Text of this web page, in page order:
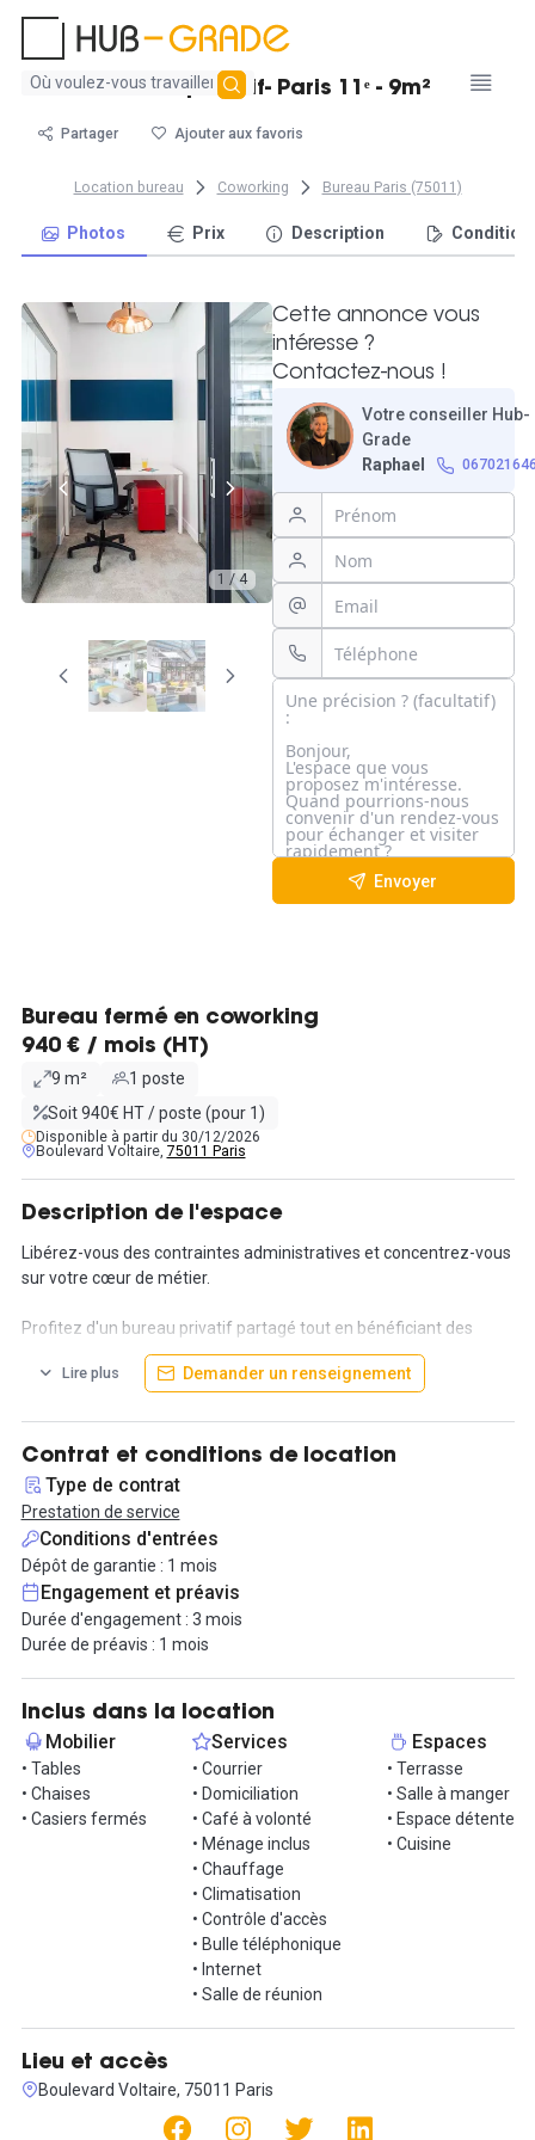
Aucun
trouvé
Bureau privatif- Paris 11ᵉ - 9m²
Partager Ajouter aux favoris
Location bureau Coworking Bureau Paris (75011)
Photos Prix Description
1 / 4
3D
Cette annonce vous
intéresse ?
Contactez-nous !
Votre conseiller Hub-
Grade
Raphael
Envoyer
Bureau fermé en coworking
940 € / mois (HT)
9 m²
1 poste
Soit 940€ HT / poste (pour 1)
Disponible à partir du 30/12/2026
Boulevard Voltaire, 75011 Paris
Description de l'espace
Libérez-vous des contraintes administratives et concentrez-vous
sur votre cœur de métier.
Profitez d'un bureau privatif partagé tout en bénéficiant des
avantages de la communauté de notre espace de coworking en
ayant accès à l'ensemble de nos services et événements tels que
offres partenaires...
Ce bureau est partagé avec un autre collaborateur dans une
surface de 9m².
Le tarif que nous proposons comprend une large gamme de
services pour répondre à tous vos besoins professionnels. Tout
d'abord, vous bénéficiez d'un accès 24/7 à nos installations, afin
de travailler à votre convenance.
Nous vous offrons également du café et du thé pour vous aider à
vous rafraîchir pendant vos longues journées de travail.
Vous pouvez également recevoir un ou deux visiteurs
ponctuellement sans frais supplémentaires, et vous avez accès à
nos phones booths et espaces projets pour mener vos réunions
et appels en toute tranquillité.
Le ménage est effectué régulièrement pour maintenir un
environnement de travail propre et ordonné. Enfin, l'eau,
l'électricité et les taxes, y compris les taxes foncières, de bureau
et les prélèvements des ordures sont compris dans le tarif.
Votre équipe télétravaille partiellement ? Nous vous donnons la
possibilité de partager un poste de travail entre plusieurs
collaborateurs avec un badge d'accès supplémentaire*. Ce badge
donne les mêmes accès à tous et permet une présence alternée
ou simultanée de votre équipe.
* Nombre de badges supplémentaires définis selon l'espace
Lire plus Demander un renseignement
Contrat et conditions de location
Type de contrat
Prestation de service
Conditions d'entrées
Dépôt de garantie : 1 mois
Engagement et préavis
Durée d'engagement : 3 mois
Durée de préavis : 1 mois
Inclus dans la location
Mobilier
• Tables
• Chaises
• Casiers fermés
Services
• Courrier
• Domiciliation
• Café à volonté
• Ménage inclus
• Chauffage
• Climatisation
• Contrôle d'accès
• Bulle téléphonique
• Internet
• Salle de réunion
Espaces
• Terrasse
• Salle à manger
• Espace détente
• Cuisine
Lieu et accès
Boulevard Voltaire, 75011 Paris